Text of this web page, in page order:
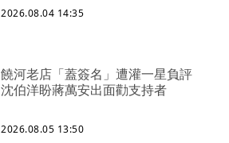
2026.08.04 14:35
饒河老店「蓋簽名」遭灌一星負評
沈伯洋盼蔣萬安出面勸支持者
2026.08.05 13:50